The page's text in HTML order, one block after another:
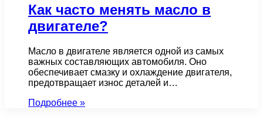
Как часто менять масло в
двигателе?
Масло в двигателе является одной из самых
важных составляющих автомобиля. Оно
обеспечивает смазку и охлаждение двигателя,
предотвращает износ деталей и…
Подробнее »